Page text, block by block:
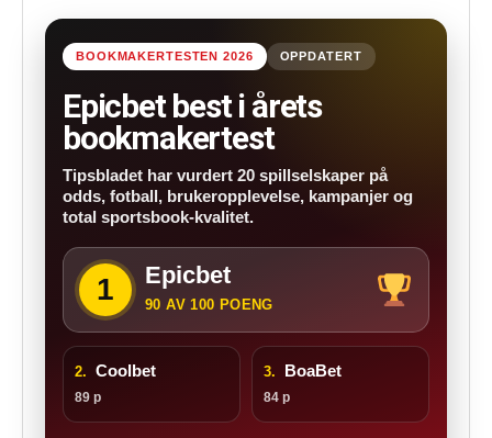
BOOKMAKERTESTEN 2026 OPPDATERT
Epicbet best i årets
bookmakertest
Tipsbladet har vurdert 20 spillselskaper på
odds, fotball, brukeropplevelse, kampanjer og
total sportsbook-kvalitet.
1 Epicbet
90 AV 100 POENG
2. Coolbet
89 p
3. BoaBet
84 p